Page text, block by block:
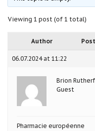
Viewing 1 post (of 1 total)
Author
06.07.2024 at 11:22
Brion
Guest
Pharmacie européenne